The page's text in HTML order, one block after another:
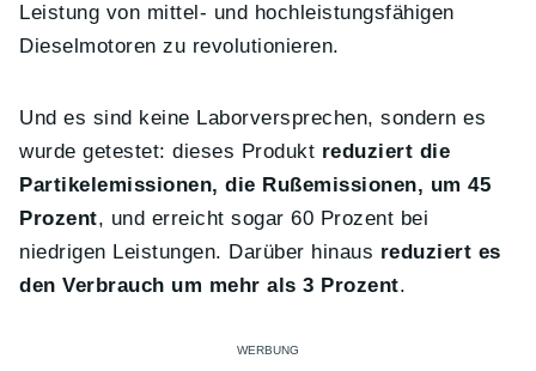
Leistung von mittel- und hochleistungsfähigen
Dieselmotoren zu revolutionieren.
Und es sind keine Laborversprechen, sondern es
wurde getestet: dieses Produkt reduziert die
Partikelemissionen, die Rußemissionen, um 45
Prozent, und erreicht sogar 60 Prozent bei
niedrigen Leistungen. Darüber hinaus reduziert es
den Verbrauch um mehr als 3 Prozent.